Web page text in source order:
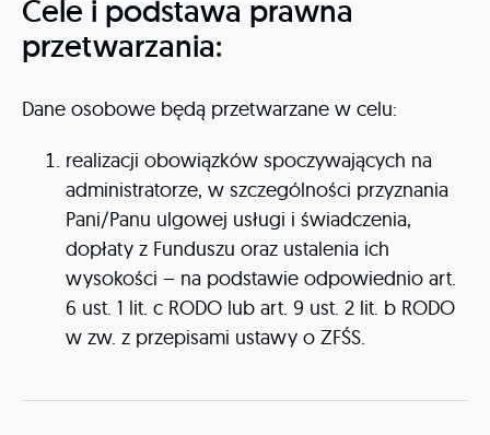
Cele i podstawa prawna
przetwarzania:
Dane osobowe będą przetwarzane w celu:
realizacji obowiązków spoczywających na
administratorze, w szczególności przyznania
Pani/Panu ulgowej usługi i świadczenia,
dopłaty z Funduszu oraz ustalenia ich
wysokości – na podstawie odpowiednio art.
6 ust. 1 lit. c RODO lub art. 9 ust. 2 lit. b RODO
w zw. z przepisami ustawy o ZFŚS.